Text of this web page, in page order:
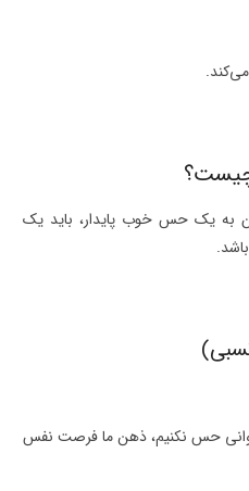
به یک حس خوب پایدار، باید یک
حس نکنیم، ذهن ما فرصت نفس